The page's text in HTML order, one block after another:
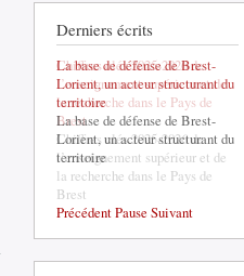
de LA REVUE
DESSINEE A
Derniers écrits
La base de défense de Brest-
Lorient, un acteur structurant du
territoire
La base de défense de Brest-
Lorient, un acteur structurant du
territoire
PrécédentPause Suivant